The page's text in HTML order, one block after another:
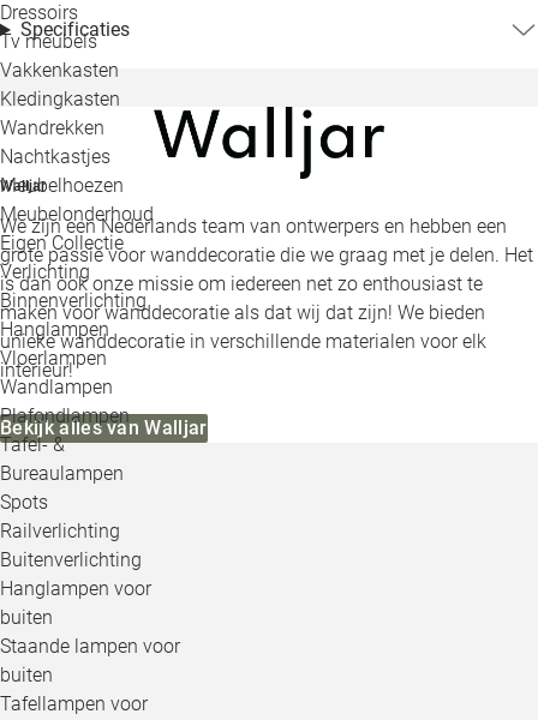
Dressoirs
Tv meubels
Vakkenkasten
Kledingkasten
Wandrekken
Nachtkastjes
Meubelhoezen
Meubelonderhoud
Eigen Collectie
Verlichting
Binnenverlichting
Hanglampen
Vloerlampen
Wandlampen
Plafondlampen
Tafel- &
Bureaulampen
Spots
Railverlichting
Buitenverlichting
Hanglampen voor
buiten
Staande lampen voor
buiten
Tafellampen voor
Specificaties
Walljar
We zijn een Nederlands team van ontwerpers en hebben een
grote passie voor wanddecoratie die we graag met je delen. Het
is dan ook onze missie om iedereen net zo enthousiast te
maken voor wanddecoratie als dat wij dat zijn! We bieden
unieke wanddecoratie in verschillende materialen voor elk
interieur!
Bekijk alles van Walljar